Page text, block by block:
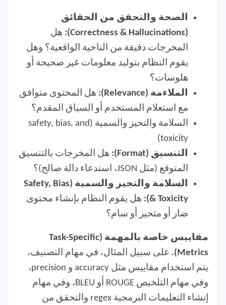
الصحة والتحقق من الحقائق
(Correctness & Hallucinations):
هل
المخرجات دقيقة من الناحية الواقعية؟ وهل
يقوم النظام بتوليد معلومات غير صحيحة أو
هلوسات؟
الملاءمة (Relevance):
هل المحتوى متوافق
مع استعلام المستخدم أو السياق المقدم؟
السلامة والتحيز والسمية (safety, bias, and
toxicity)
التنسيق (Format):
هل المخرجات بالتنسيق
المتوقع (مثل JSON، استدعاء دالة صالح)؟
السلامة والتحيز والسمية (Safety, Bias
& Toxicity):
هل يقوم النظام بإنشاء محتوى
ضار أو متحيز أو سام؟
مقاييس خاصة بالمهمة (Task-Specific
Metrics).
على سبيل المثال، في مهام التصنيف،
يتم استخدام مقاييس مثل accuracy و precision،
وفي مهام التلخيص ROUGE أو BLEU، وفي مهام
إنشاء التعليمات البرمجية regex والتحقق من